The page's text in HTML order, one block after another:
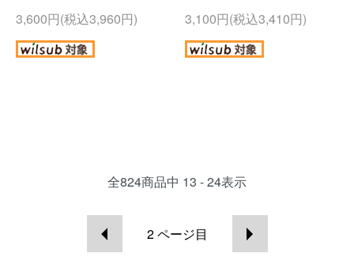
3,600円(税込3,960円)
3,100円(税込3,410円)
全824商品中 13 - 24表示
2ページ目